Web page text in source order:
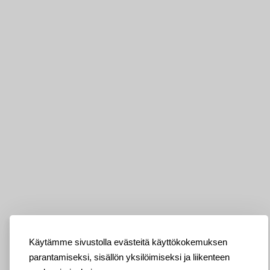
Käytämme sivustolla evästeitä käyttökokemuksen
parantamiseksi, sisällön yksilöimiseksi ja liikenteen